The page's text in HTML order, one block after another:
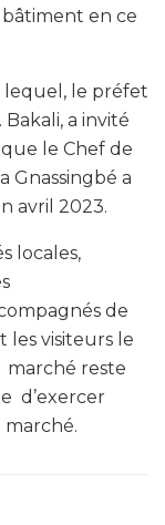
en ce
lequel, le préfet
a invité
que le Chef de
Gnassingbé a
avril 2023.
locales,
de
les visiteurs le
marché reste
d’exercer
marché.